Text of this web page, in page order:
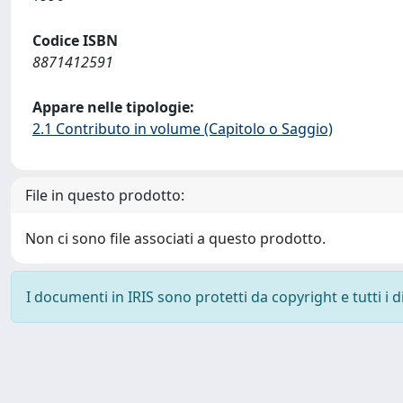
Codice ISBN
8871412591
Appare nelle tipologie:
2.1 Contributo in volume (Capitolo o Saggio)
File in questo prodotto:
Non ci sono file associati a questo prodotto.
I documenti in IRIS sono protetti da copyright e tutti i